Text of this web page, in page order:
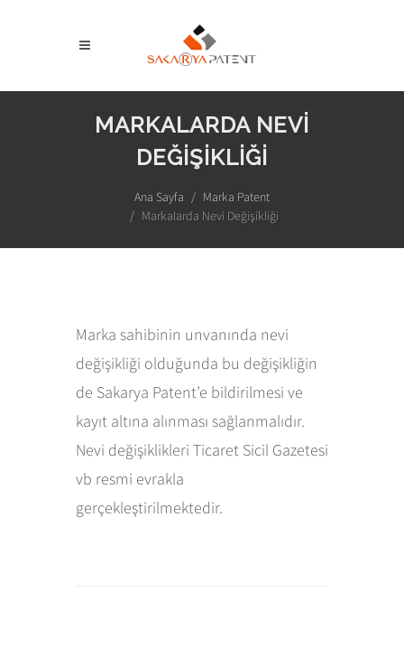
MARKALARDA NEVİ
DEĞİŞİKLİĞİ
Ana Sayfa
Marka Patent
Markalarda Nevi Değişikliği
Marka sahibinin unvanında nevi
değişikliği olduğunda bu değişikliğin
de Sakarya Patent’e bildirilmesi ve
kayıt altına alınması sağlanmalıdır.
Nevi değişiklikleri Ticaret Sicil Gazetesi
vb resmi evrakla
gerçekleştirilmektedir.